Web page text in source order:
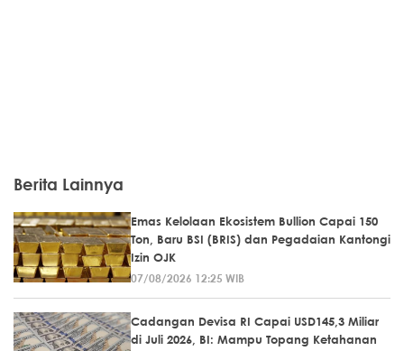
Berita Lainnya
Emas Kelolaan Ekosistem Bullion Capai 150
Ton, Baru BSI (BRIS) dan Pegadaian Kantongi
Izin OJK
07/08/2026 12:25 WIB
Cadangan Devisa RI Capai USD145,3 Miliar
di Juli 2026, BI: Mampu Topang Ketahanan